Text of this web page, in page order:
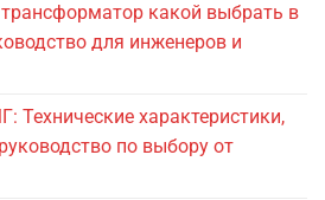
какой выбрать в
для инженеров и
характеристики,
по выбору от